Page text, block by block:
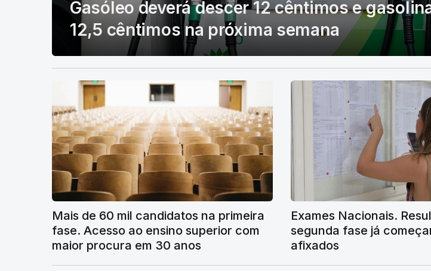
Gasóleo deverá descer 12 cêntimos e
12,5 cêntimos na próxima semana
Mais de 60 mil candidatos na primeira
fase. Acesso ao ensino superior com
maior procura em 30 anos
Exames Nacionais.
segunda fase já
afixados